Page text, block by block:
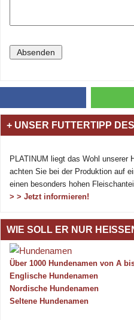
+ UNSER FUTTERTIPP
PLATINUM liegt das Wohl unserer
achten Sie bei der Produktion auf
einen besonders hohen
> > Jetzt informieren!
WIE SOLL ER NUR
Über 1000 Hundenamen von A
Englische Hundenamen
Nordische Hundenamen
Seltene Hundenamen